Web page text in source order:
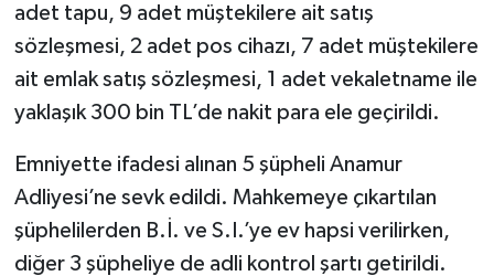
adet tapu, 9 adet müştekilere ait satış
sözleşmesi, 2 adet pos cihazı, 7 adet müştekilere
ait emlak satış sözleşmesi, 1 adet vekaletname ile
yaklaşık 300 bin TL’de nakit para ele geçirildi.
Emniyette ifadesi alınan 5 şüpheli Anamur
Adliyesi’ne sevk edildi. Mahkemeye çıkartılan
şüphelilerden B.İ. ve S.I.’ye ev hapsi verilirken,
diğer 3 şüpheliye de adli kontrol şartı getirildi.